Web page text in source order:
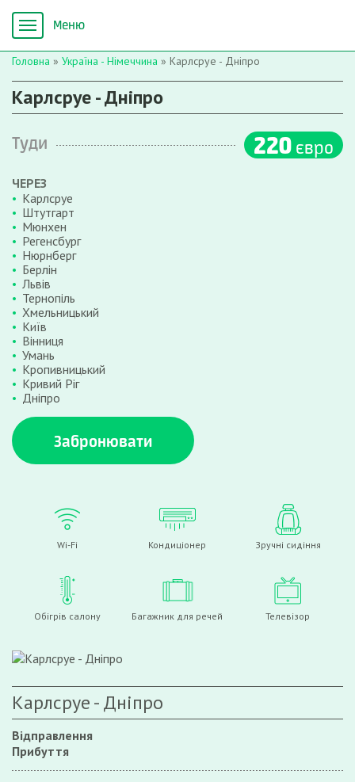
Головна » Україна - Німеччина » Карлсруе - Дніпро
Карлсруе - Дніпро
Туди 220 євро
ЧЕРЕЗ
Карлсруе
Штутгарт
Мюнхен
Регенсбург
Нюрнберг
Берлін
Львів
Тернопіль
Хмельницький
Київ
Вінниця
Умань
Кропивницький
Кривий Ріг
Дніпро
Забронювати
Wi-Fi Кондиціонер Зручні сидіння
Обігрів салону Багажник для речей Телевізор
Карлсруе - Дніпро
Відправлення
Прибуття